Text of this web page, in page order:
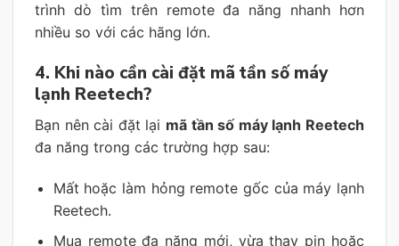
trình dò tìm trên remote đa năng nhanh hơn
nhiều so với các hãng lớn.
4. Khi nào cần cài đặt mã tần số máy
lạnh Reetech?
Bạn nên cài đặt lại mã tần số máy lạnh Reetech
đa năng trong các trường hợp sau:
Mất hoặc làm hỏng remote gốc của máy lạnh
Reetech.
Mua remote đa năng mới, vừa thay pin hoặc